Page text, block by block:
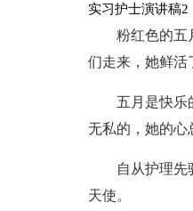
实习护士演讲稿2
粉红色的五
们走来，她鲜活
五月是快乐
无私的，她的心
自从护理
天使。